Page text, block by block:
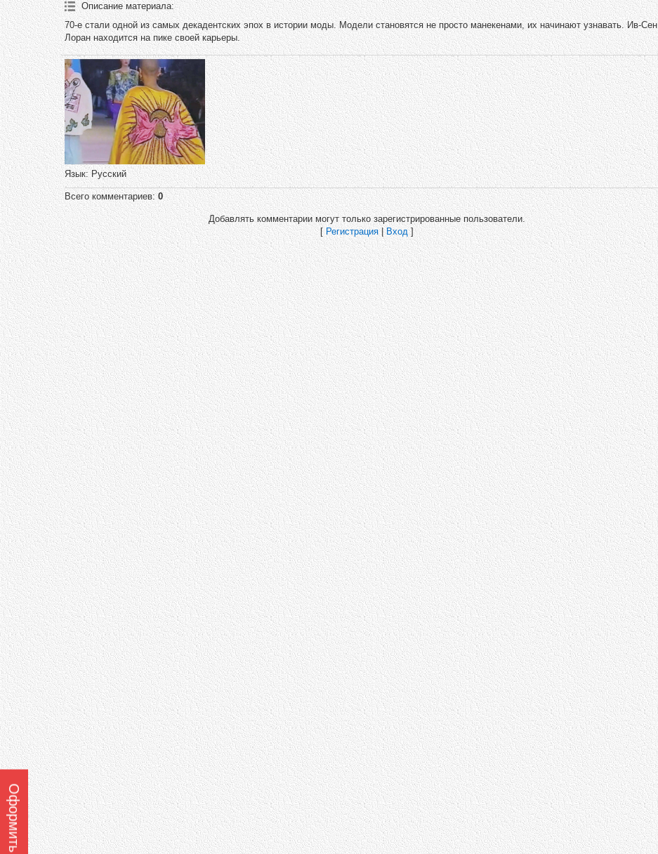
Описание материала:
70-е стали одной из самых декадентских эпох в истории моды. Модели становятся не просто манекенами, их начинают узнавать. Ив-Сен
Лоран находится на пике своей карьеры.
Язык: Русский
Всего комментариев:0
Добавлять комментарии могут только зарегистрированные пользователи.
[Регистрация|Вход]